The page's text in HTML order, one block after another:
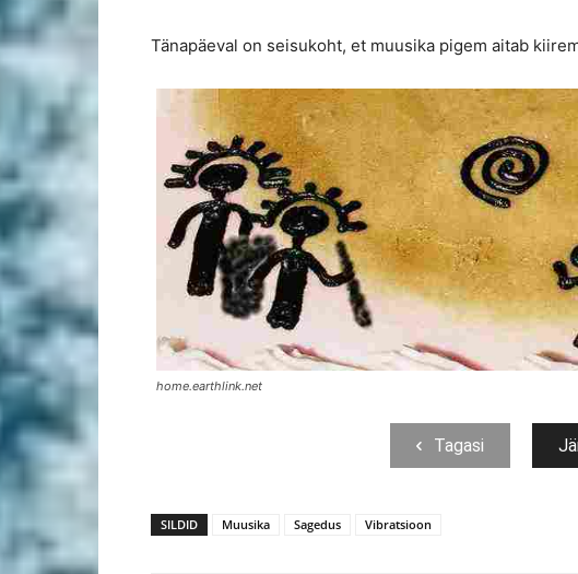
Tänapäeval on seisukoht, et muusika pigem aitab
home.earthlink.net
Tagasi
SILDID Muusika Sagedus Vibratsioon